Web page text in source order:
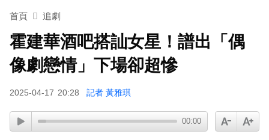
首頁 追劇
霍建華酒吧搭訕女星！譜出「偶
像劇戀情」下場卻超慘
2025-04-17 20:28 記者 黃雅琪
00:00